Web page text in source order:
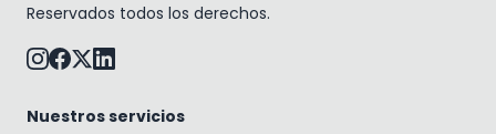
Reservados todos los derechos.
Nuestros servicios